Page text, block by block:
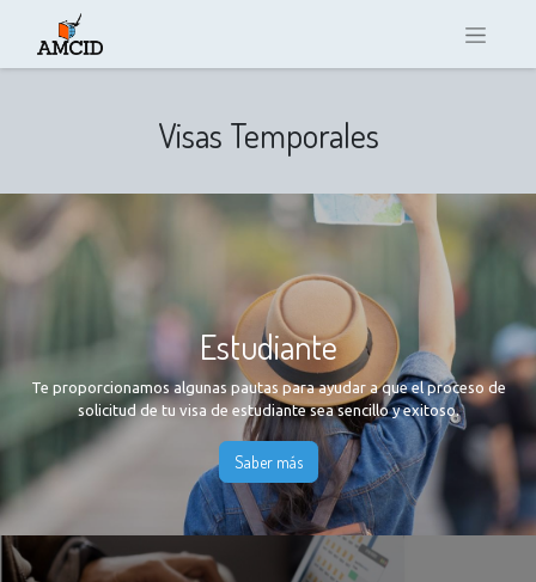
Visas Temporales
Estudiante
Te proporcionamos algunas pautas para ayudar a que el proceso de
solicitud de tu visa de estudiante sea sencillo y exitoso.
Saber más